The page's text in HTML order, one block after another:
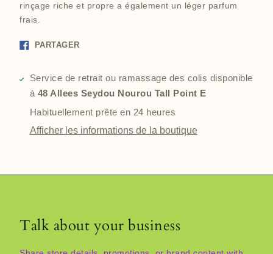
rinçage riche et propre a également un léger parfum
frais.
PARTAGERPartager
Facebook
Service de retrait ou ramassage des colis disponible
à 48 Allees Seydou Nourou Tall Point E
Habituellement prête en 24 heures
Afficher les informations de la boutique
Talk about your business